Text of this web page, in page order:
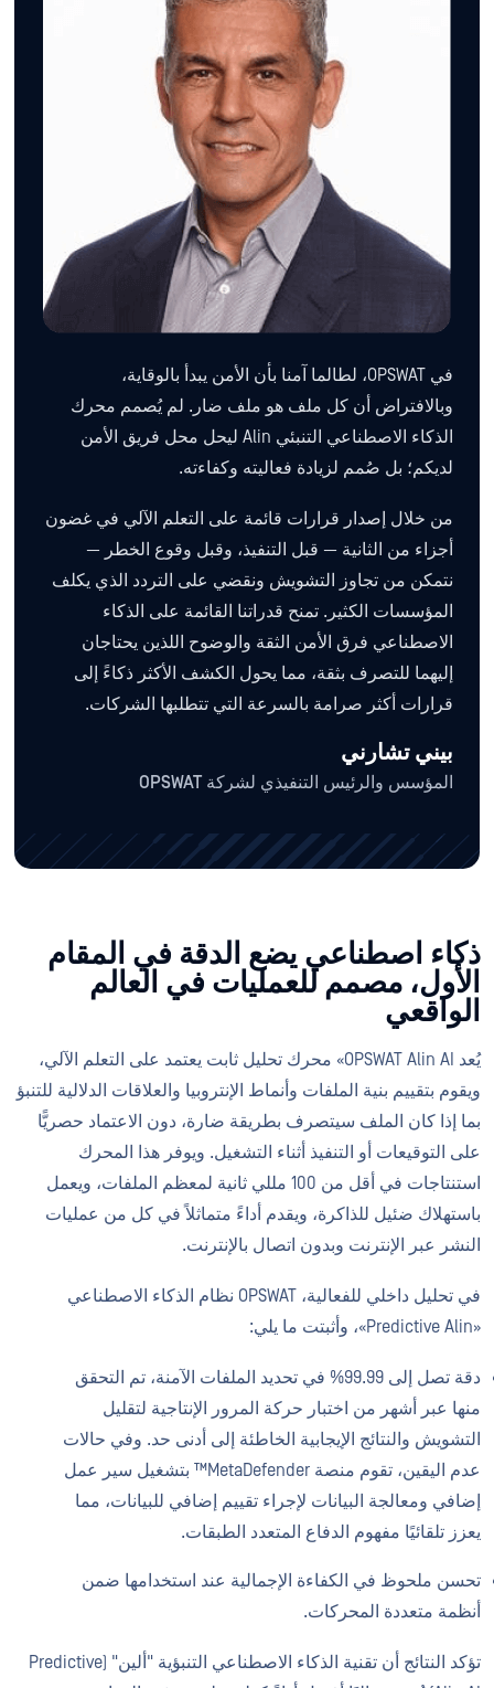
في OPSWAT، لطالما آمنا بأن الأمن يبدأ بالوقاية،
وبالافتراض أن كل ملف هو ملف ضار. لم يُصمم محرك
الذكاء الاصطناعي التنبئي Alin ليحل محل فريق الأمن
لديكم؛ بل صُمم لزيادة فعاليته وكفاءته.
من خلال إصدار قرارات قائمة على التعلم الآلي في غضون
أجزاء من الثانية — قبل التنفيذ، وقبل وقوع الخطر —
نتمكن من تجاوز التشويش ونقضي على التردد الذي يكلف
المؤسسات الكثير. تمنح قدراتنا القائمة على الذكاء
الاصطناعي فرق الأمن الثقة والوضوح اللذين يحتاجان
إليهما للتصرف بثقة، مما يحول الكشف الأكثر ذكاءً إلى
قرارات أكثر صرامة بالسرعة التي تتطلبها الشركات.
بيني تشارني
المؤسس والرئيس التنفيذي لشركة OPSWAT
ذكاء اصطناعي يضع الدقة في المقام
الأول، مصمم للعمليات في العالم
الواقعي
يُعد OPSWAT Alin AI» محرك تحليل ثابت يعتمد على التعلم الآلي،
ويقوم بتقييم بنية الملفات وأنماط الإنتروبيا والعلاقات الدلالية للتنبؤ
بما إذا كان الملف سيتصرف بطريقة ضارة، دون الاعتماد حصريًّا
على التوقيعات أو التنفيذ أثناء التشغيل. ويوفر هذا المحرك
استنتاجات في أقل من 100 مللي ثانية لمعظم الملفات، ويعمل
باستهلاك ضئيل للذاكرة، ويقدم أداءً متماثلاً في كل من عمليات
النشر عبر الإنترنت وبدون اتصال بالإنترنت.
في تحليل داخلي للفعالية، OPSWAT نظام الذكاء الاصطناعي
«Predictive Alin»، وأثبتت ما يلي:
دقة تصل إلى 99.99% في تحديد الملفات الآمنة، تم التحقق
منها عبر أشهر من اختبار حركة المرور الإنتاجية لتقليل
التشويش والنتائج الإيجابية الخاطئة إلى أدنى حد. وفي حالات
عدم اليقين، تقوم منصة MetaDefender™ بتشغيل سير عمل
إضافي ومعالجة البيانات لإجراء تقييم إضافي للبيانات، مما
يعزز تلقائيًا مفهوم الدفاع المتعدد الطبقات.
تحسن ملحوظ في الكفاءة الإجمالية عند استخدامها ضمن
أنظمة متعددة المحركات.
تؤكد النتائج أن تقنية الذكاء الاصطناعي التنبؤية "ألين" (Predictive